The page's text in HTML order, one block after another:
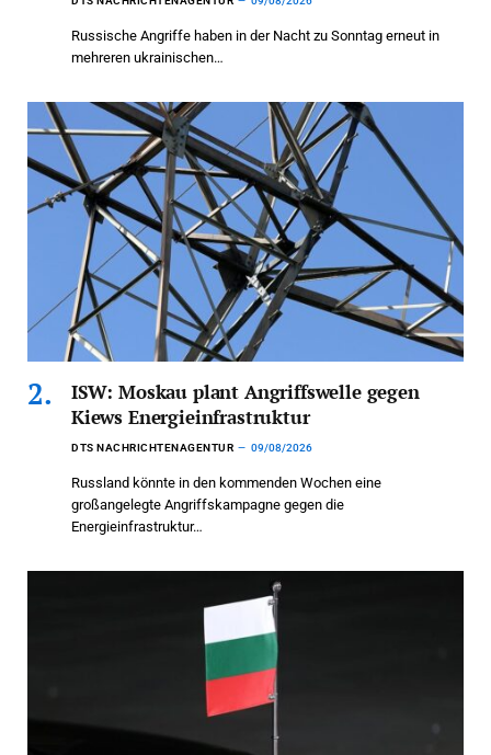
Russische Angriffe haben in der Nacht zu Sonntag erneut in
mehreren ukrainischen…
ISW: Moskau plant Angriffswelle gegen
Kiews Energieinfrastruktur
DTS NACHRICHTENAGENTUR 09/08/2026
Russland könnte in den kommenden Wochen eine
großangelegte Angriffskampagne gegen die
Energieinfrastruktur…